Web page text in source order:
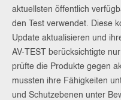
aktuellsten öffentlich
den Test verwendet. Diese
Update aktualisieren und
AV-TEST berücksichtigte
prüfte die Produkte gegen
mussten ihre Fähigkeiten
und Schutzebenen unter